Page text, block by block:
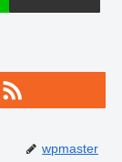
wpmaster